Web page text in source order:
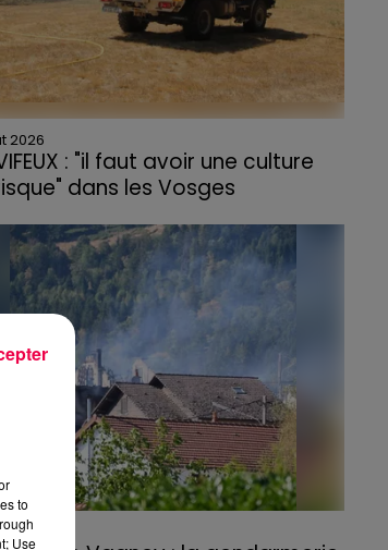
2026
: "il faut avoir une culture
dans les Vosges
to
Use